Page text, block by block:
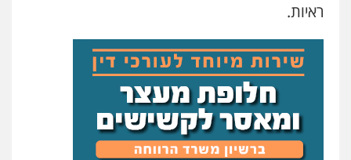
סמים רכוש
0548009246
דוד אפרים משרד עורכי דין
פלילי צווארון לבן מס הכנסה מע"מ
0506209859
ראיות.